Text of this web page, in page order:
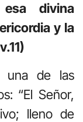
esa divina
y la
una de las
“El Señor,
lleno de